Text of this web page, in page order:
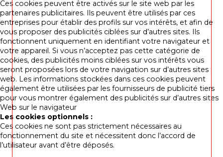
Ces cookies peuvent être activés sur le site web par les
partenaires publicitaires. Ils peuvent être utilisés par ces
entreprises pour établir des profils sur vos intérêts, et afin de
vous proposer des publicités ciblées sur d’autres sites. Ils
fonctionnent uniquement en identifiant votre navigateur et
votre appareil. Si vous n’acceptez pas cette catégorie de
cookies, des publicités moins ciblées sur vos intérêts vous
seront proposées lors de votre navigation sur d’autres sites
web. Les informations stockées dans ces cookies peuvent
également être utilisées par les fournisseurs de publicité tiers
pour vous montrer également des publicités sur d’autres sites
Web sur le navigateur
Les cookies optionnels :
Ces cookies ne sont pas strictement nécessaires au
fonctionnement du site et nécessitent donc l’accord de
l’utilisateur avant d’être déposés.